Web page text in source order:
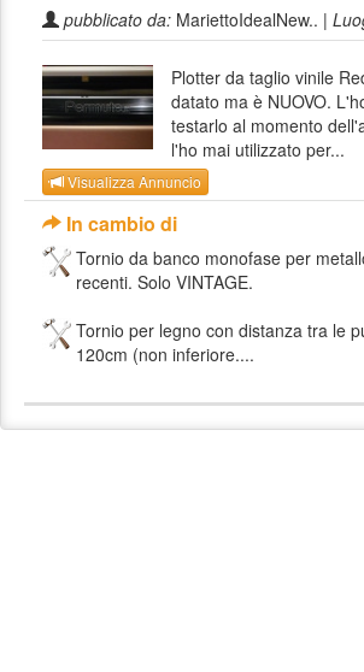
pubblicato da: MariettoIdealNew.. |
Plotter da taglio vinile
datato ma è NUOVO.
testarlo al momento
l'ho mai utilizzato per...
Visualizza Annuncio
In cambio di
Tornio da banco monofase per
recenti. Solo VINTAGE.
Tornio per legno con distanza tra le
120cm (non inferiore....